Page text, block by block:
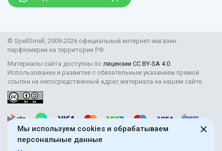
Мы используем cookies и обрабатываем
персональные данные
Правила продажи товаров (Постановление Правительства
Поставщикам
© SpellSmell, 2009-2026 официальный интернет-магазин
парфюмерии на территории РФ
Материалы сайта доступны по лицензии CC BY-SA 4.0.
Использование и развитие с обязательным указанием прямой
ссылки на непосредственный адрес материала на нашем сайте.